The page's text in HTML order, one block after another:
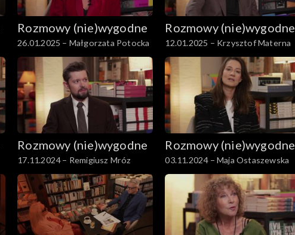
Rozmowy (nie)wygodne
26.01.2025 – Małgorzata Potocka
Rozmowy (nie)wygodne
12.01.2025 – Krzysztof Materna
Rozmowy (nie)wygodne
17.11.2024 – Remigiusz Mróz
Rozmowy (nie)wygodne
03.11.2024 – Maja Ostaszewska